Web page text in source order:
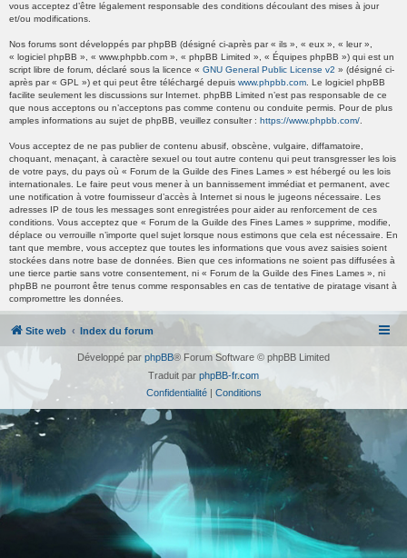
vous acceptez d’être légalement responsable des conditions découlant des mises à jour
et/ou modifications.
Nos forums sont développés par phpBB (désigné ci-après par « ils », « eux », « leur »,
« logiciel phpBB », « www.phpbb.com », « phpBB Limited », « Équipes phpBB ») qui est un
script libre de forum, déclaré sous la licence « GNU General Public License v2 » (désigné ci-
après par « GPL ») et qui peut être téléchargé depuis www.phpbb.com . Le logiciel phpBB
facilite seulement les discussions sur Internet. phpBB Limited n’est pas responsable de ce
que nous acceptons ou n’acceptons pas comme contenu ou conduite permis. Pour de plus
amples informations au sujet de phpBB, veuillez consulter : https://www.phpbb.com/
Vous acceptez de ne pas publier de contenu abusif, obscène, vulgaire, diffamatoire,
choquant, menaçant, à caractère sexuel ou tout autre contenu qui peut transgresser les lois
de votre pays, du pays où « Forum de la Guilde des Fines Lames » est hébergé ou les lois
internationales. Le faire peut vous mener à un bannissement immédiat et permanent, avec
une notification à votre fournisseur d’accès à Internet si nous le jugeons nécessaire. Les
adresses IP de tous les messages sont enregistrées pour aider au renforcement de ces
conditions. Vous acceptez que « Forum de la Guilde des Fines Lames » supprime, modifie,
déplace ou verrouille n’importe quel sujet lorsque nous estimons que cela est nécessaire. En
tant que membre, vous acceptez que toutes les informations que vous avez saisies soient
stockées dans notre base de données. Bien que ces informations ne soient pas diffusées à
une tierce partie sans votre consentement, ni « Forum de la Guilde des Fines Lames », ni
phpBB ne pourront être tenus comme responsables en cas de tentative de piratage visant à
compromettre les données.
Site web Index du forum
Développé par phpBB® Forum Software © phpBB Limited
Traduit par phpBB-fr.com
Confidentialité| Conditions